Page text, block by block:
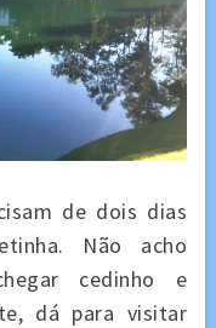
de dois dias
Não acho
cedinho e
dá para visitar